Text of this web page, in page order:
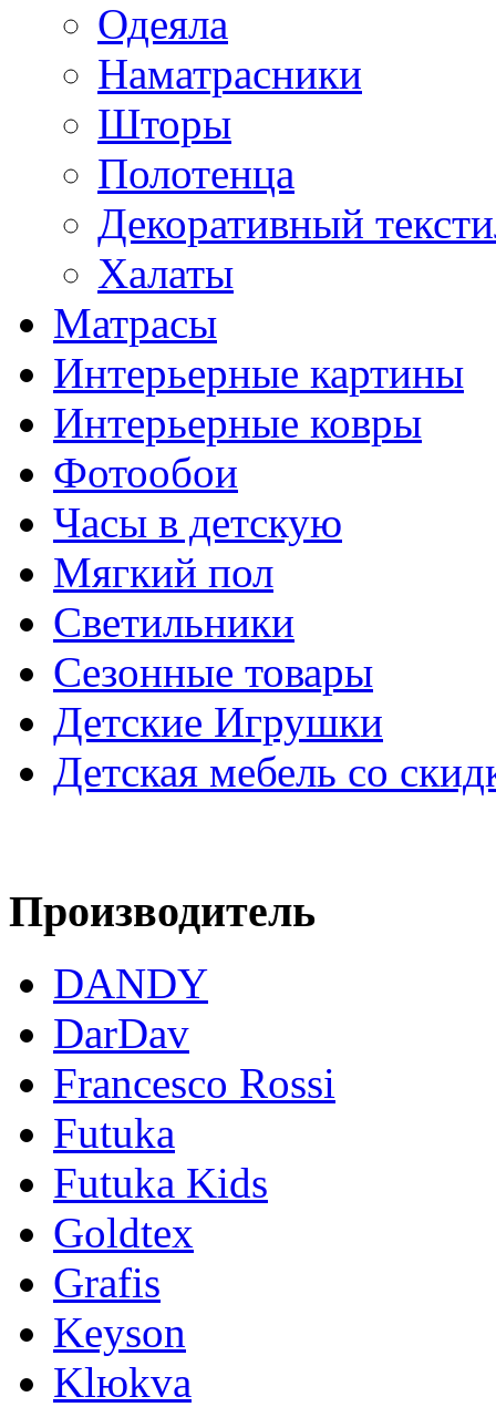
Одеяла
Наматрасники
Шторы
Полотенца
Декоративный
Халаты
Матрасы
Интерьерные картины
Интерьерные ковры
Фотообои
Часы в детскую
Мягкий пол
Светильники
Сезонные товары
Детские Игрушки
Детская мебель со
Производитель
DANDY
DarDav
Francesco Rossi
Futuka
Futuka Kids
Goldtex
Grafis
Keyson
Klюkva